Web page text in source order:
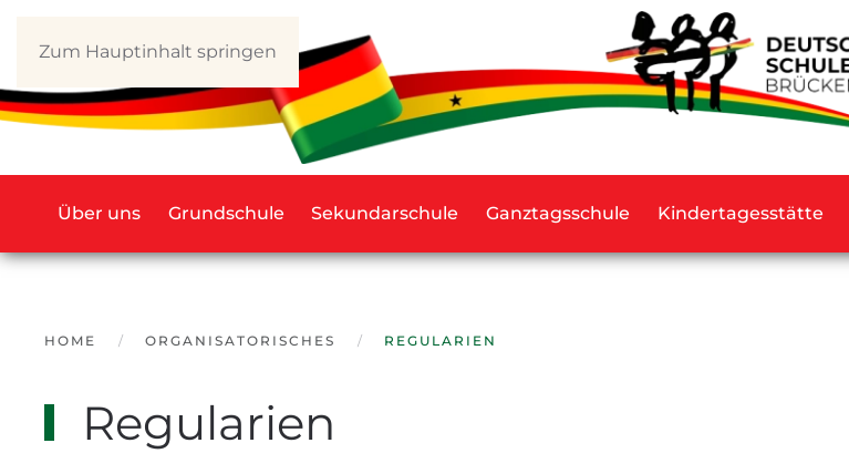
Zum Hauptinhalt springen
Über uns Grundschule Sekundarschule Ganztagsschule Kindertagesstätte
HOME ORGANISATORISCHES REGULARIEN
Regularien